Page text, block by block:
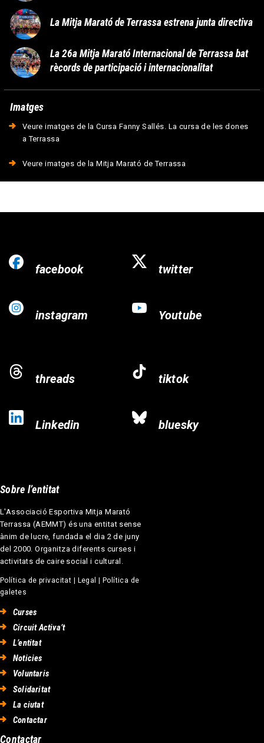
La Mitja Marató de Terrassa estrena junta directiva
La 26a Mitja Marató Internacional de Terrassa bat
rècords de participació i internacionalitat
Imatges
Veure imatges de la Cursa Fanny Sallés. La cursa de les dones
a Terrassa
Veure imatges de la Mitja Marató de Terrassa
facebook twitter
instagram Youtube
threads tiktok
Linkedin bluesky
Sobre l’entitat
L'Associació Esportiva Mitja Marató
Terrassa (AEMMT) és una entitat sense
ànim de lucre, fundada el dia 2 de juny
del 2000. Organitza diferents curses i
activitats de caire social i cultural.
Política de privacitat Legal
Política de
galetes
Curses
Circuit Activa’t
L’entitat
Noticies
Voluntaris
Solidaritat
La ciutat
Contactar
Contactar